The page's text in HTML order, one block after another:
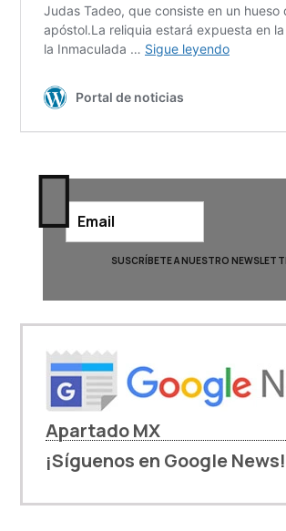
Apartado MX
¡Síguenos en Google News!